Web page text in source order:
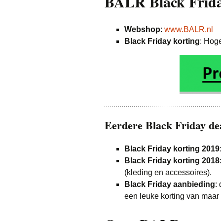
Webshop: www.BALR.nl
Black Friday korting:
Eerdere Black Friday
Black Friday korting 2019:
Black Friday korting 2018
(kleding en accessoires).
Black Friday aanbieding:
een leuke korting van maar